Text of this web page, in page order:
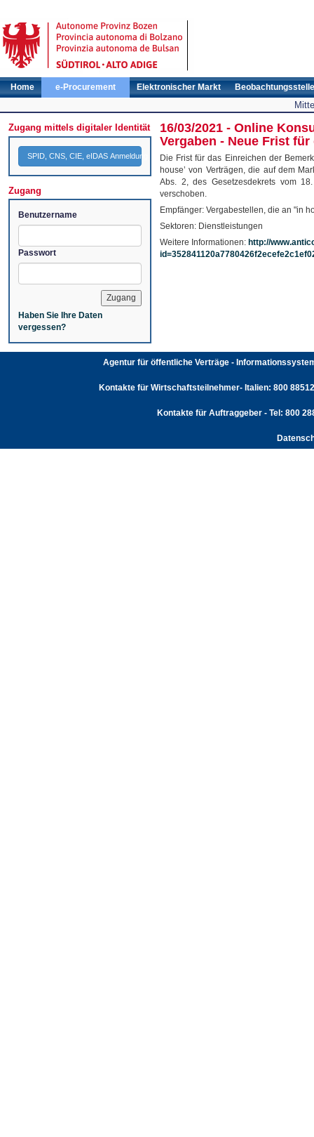
Home e-Procurement Elektronischer Markt Beobachtungsstelle
Zugang mittels digitaler Identität
SPID, CNS, CIE, eIDAS Anmeldung
Zugang
Benutzername
Passwort
Haben Sie Ihre Daten
vergessen?
16/03/2021 - Online
Vergaben - Neue Frist
Die Frist für das Einreichen der
house’ von Verträgen, die auf dem
Abs. 2, des Gesetzesdekrets vom
verschoben.
Empfänger: Vergabestellen, die an "in
Sektoren: Dienstleistungen
Weitere Informationen: http://
Agentur für öffentliche Verträge -
Kontakte für Wirtschaftsteilnehmer- Italien: 800
Kontakte für Auftraggeber - Tel: 800